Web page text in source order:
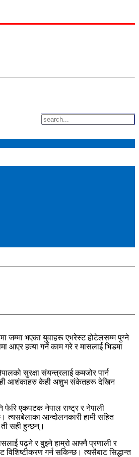
जम्मा भएका युवाहरू एभरेस्ट होटेलसम्म पुग्ने
आएर हत्या गर्ने काम गरे र मासलाई भिडमा
सुरक्षा संयन्त्रलाई कमजोर पार्न
केही आशंकाहरु केही अशुभ संकेतहरू देखिन
फेरि एकपटक नेपाल राष्ट्र र नेपाली
आन्दोलनकारी हामी सहित
सही हुन्छन्।
पढ्ने र बुझ्ने हाम्रो आफ्नै प्रणाली र
गर्न सकिन्छ। त्यसैबाट सिद्धान्त